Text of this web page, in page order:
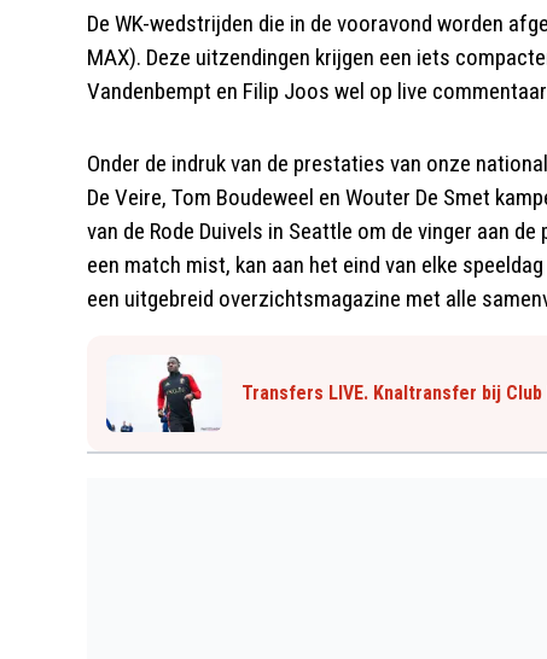
De WK-wedstrijden die in de vooravond worden
MAX). Deze uitzendingen krijgen een iets
Vandenbempt en Filip Joos wel op live
Onder de indruk van de prestaties van onze
De Veire, Tom Boudeweel en Wouter De Smet
van de Rode Duivels in Seattle om de vinger aan
een match mist, kan aan het eind van elke
een uitgebreid overzichtsmagazine met alle
Transfers LIVE. Knaltransfer bij